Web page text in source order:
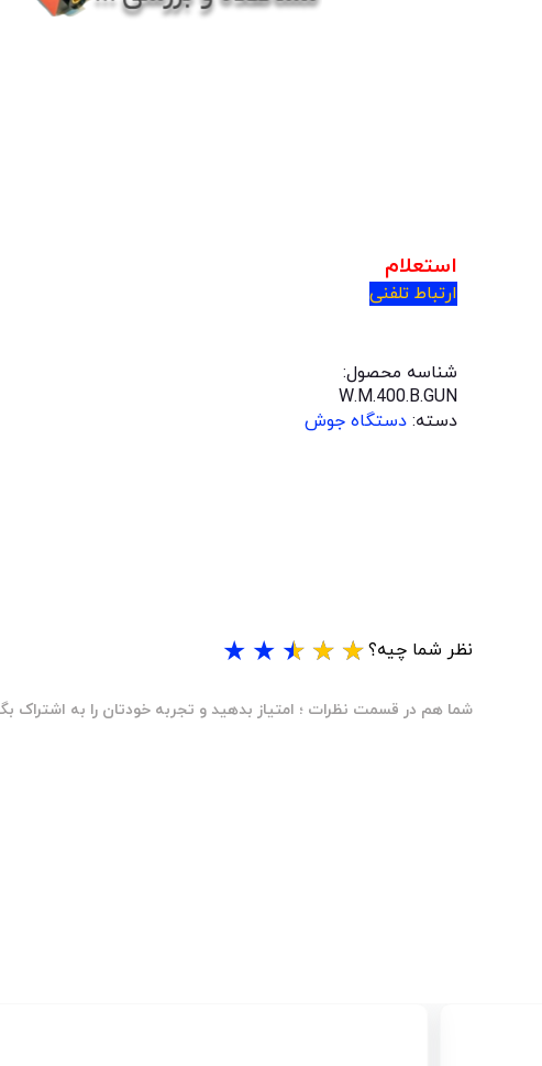
استعلام
ارتباط تلفنی
شناسه محصول:
W.M.400.B.GUN
دسته: دستگاه جوش
نظر شما چیه؟★
★
★
★
★
شما هم در قسمت نظرات ؛ امتیاز بدهید و تجربه خودتان را به اشتراک